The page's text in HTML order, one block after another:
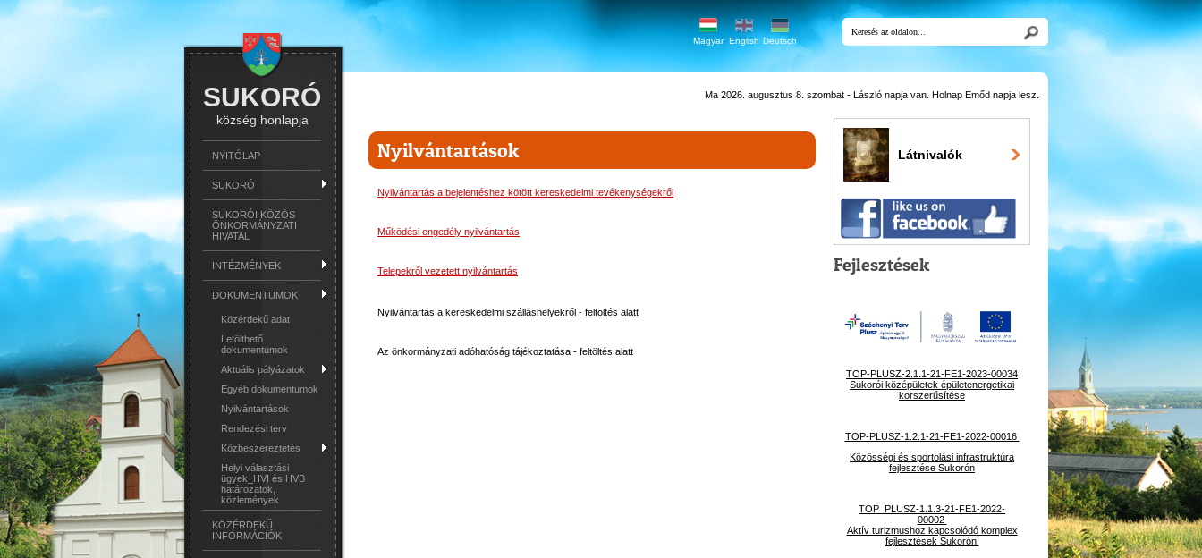
Magyar English Deutsch
SUKORÓ
község honlapja
NYITÓLAP
SUKORÓ
SUKORÓI KÖZÖS
ÖNKORMÁNYZATI
HIVATAL
INTÉZMÉNYEK
DOKUMENTUMOK
Közérdekű adat
Letölthető
dokumentumok
Aktuális pályázatok
Egyéb dokumentumok
Nyilvántartások
Rendezési terv
Közbeszereztetés
Helyi választási
ügyek_HVI és HVB
határozatok,
közlemények
KÖZÉRDEKŰ
INFORMÁCIÓK
Ma 2026. augusztus 8. szombat - László napja van. Holnap Emőd napja lesz.
Nyilvántartások
Nyilvántartás a bejelentéshez kötött kereskedelmi tevékenységekről
Működési engedély nyilvántartás
Telepekről vezetett nyilvántartás
Nyilvántartás a kereskedelmi szálláshelyekről - feltöltés alatt
Az önkormányzati adóhatóság tájékoztatása - feltöltés alatt
Látnivalók
Fejlesztések
TOP-PLUSZ-2.1.1-21-FE1-2023-00034
Sukorói középületek épületenergetikai
korszerűsítése
TOP-PLUSZ-1.2.1-21-FE1-2022-00016
Közösségi és sportolási infrastruktúra
fejlesztése Sukorón
TOP_PLUSZ-1.1.3-21-FE1-2022-
00002
Aktív turizmushoz kapcsolódó komplex
fejlesztések Sukorón